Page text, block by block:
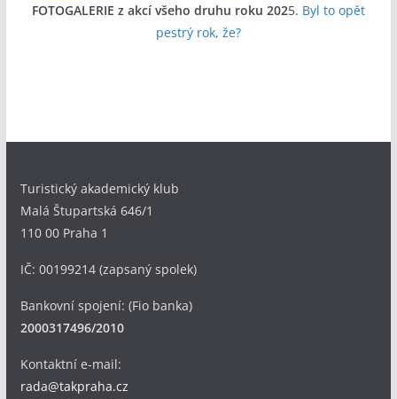
FOTOGALERIE z akcí všeho druhu roku 2025. Byl to opět
pestrý rok, že?
Turistický akademický klub
Malá Štupartská 646/1
110 00 Praha 1
IČ: 00199214 (zapsaný spolek)
Bankovní spojení: (Fio banka)
2000317496/2010
Kontaktní e-mail:
rada@takpraha.cz